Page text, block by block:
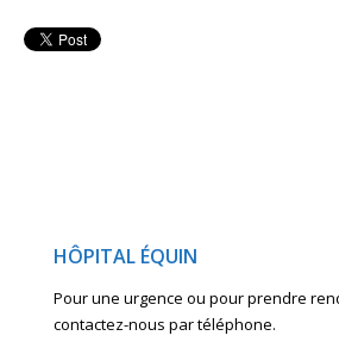
HÔPITAL ÉQUIN
Pour une urgence ou pour prendre
contactez-nous par téléphone.